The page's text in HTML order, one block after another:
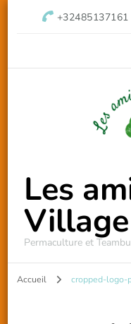
+32485137161
Les
Village
Permaculture et
Accueil cropped-logo-